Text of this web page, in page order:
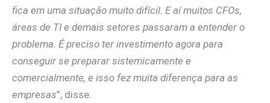
fica em uma situação muito difícil. E aí muitos CFOs,
áreas de TI e demais setores passaram a entender o
problema. É preciso ter investimento agora para
conseguir se preparar sistemicamente e
comercialmente, e isso fez muita diferença para as
empresas”, disse.